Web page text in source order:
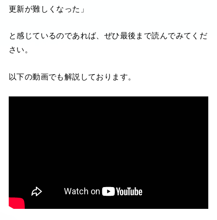
更新が難しくなった」
と感じているのであれば、ぜひ最後まで読んでみてくだ
さい。
以下の動画でも解説しております。